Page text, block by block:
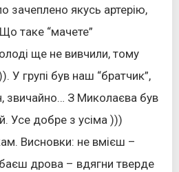
зачеплено якусь артерію,
таке “мачете”
ще не вивчили, тому
У групі був наш “братчик”,
звичайно… З Миколаєва був
Усе добре з усіма )))
Висновки: не вмієш –
дрова – вдягни тверде